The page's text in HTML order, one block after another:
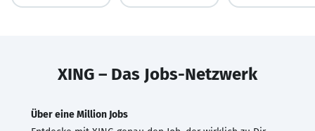
XING – Das Jobs-Netzwerk
Über eine Million Jobs